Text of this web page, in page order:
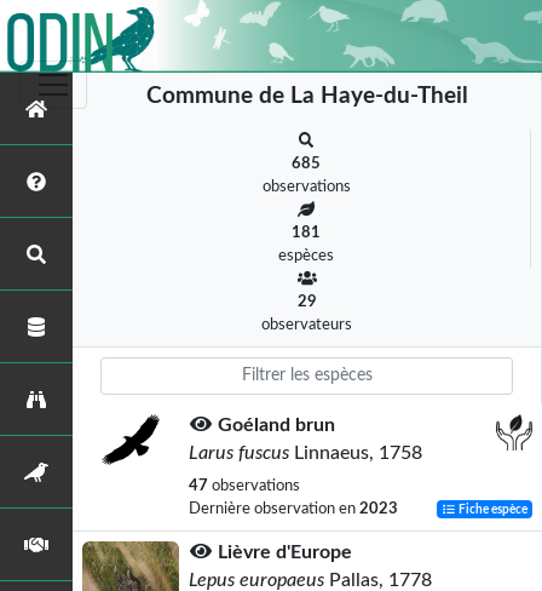
Commune de La Haye-du-Theil
685
observations
181
espèces
29
observateurs
Goéland brun
Larus fuscus Linnaeus, 1758
47 observations
Dernière observation en 2023 Fiche espèce
Lièvre d'Europe
Lepus europaeus Pallas, 1778